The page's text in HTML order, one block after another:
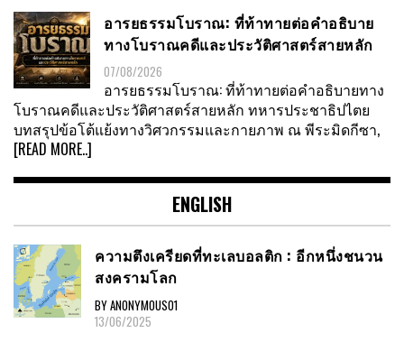
อารยธรรมโบราณ: ที่ท้าทายต่อคำอธิบาย
ทางโบราณคดีและประวัติศาสตร์สายหลัก
07/08/2026
อารยธรรมโบราณ: ที่ท้าทายต่อคำอธิบายทาง
โบราณคดีและประวัติศาสตร์สายหลัก ทหารประชาธิปไตย
บทสรุปข้อโต้แย้งทางวิศวกรรมและกายภาพ ณ พีระมิดกีซา,
[READ MORE..]
ENGLISH
ความตึงเครียดที่ทะเลบอลติก : อีกหนึ่งชนวน
สงครามโลก
BY ANONYMOUS01
13/06/2025